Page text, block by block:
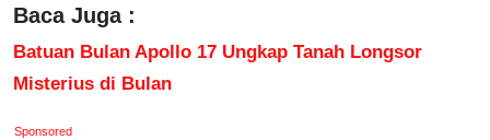
Baca Juga :
Batuan Bulan Apollo 17 Ungkap Tanah Longsor
Misterius di Bulan
Sponsored